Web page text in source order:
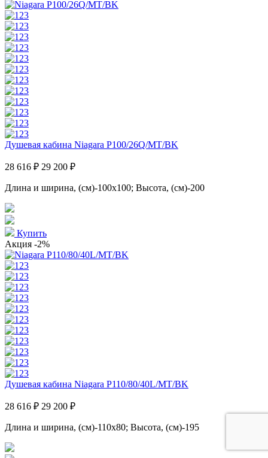
Душевая кабина Niagara P100/26Q/MT/BK
28 616 ₽ 29 200 ₽
Длина и ширина, (см)-100x100; Высота, (см)-200
Купить
Акция -2%
Душевая кабина Niagara P110/80/40L/MT/BK
28 616 ₽ 29 200 ₽
Длина и ширина, (см)-110x80; Высота, (см)-195